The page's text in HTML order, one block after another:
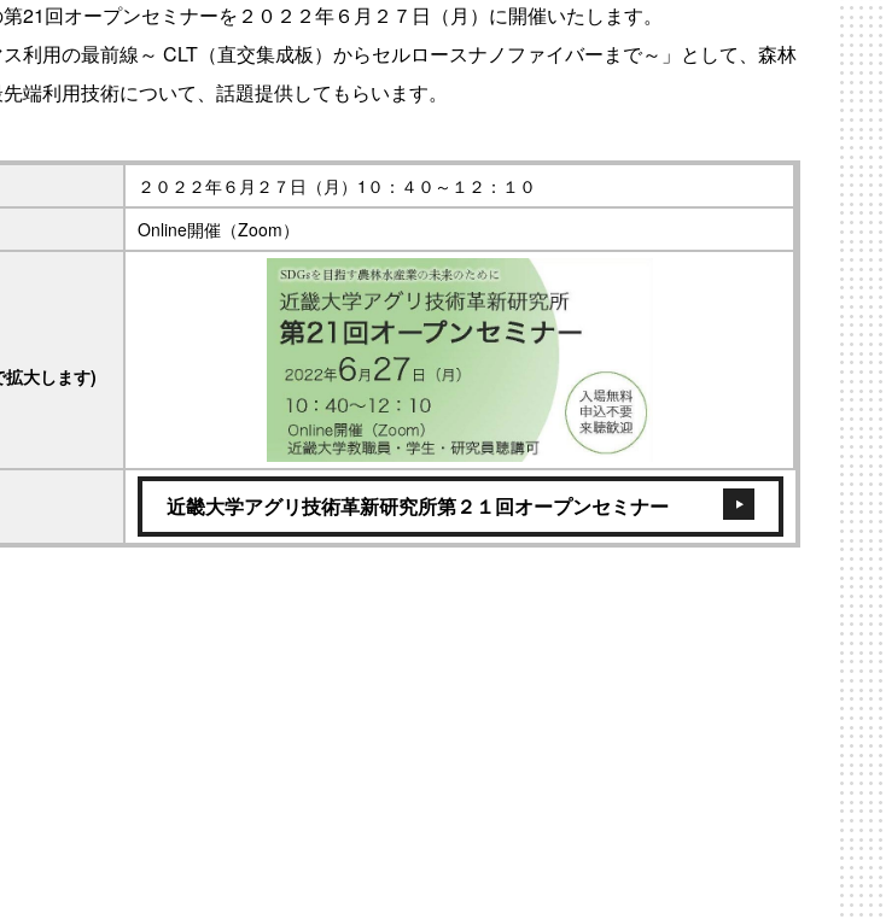
21回オープンセミナーを２０２２年６月２７日（月）に開催いたします。
利用の最前線～ CLT（直交集成板）からセルロースナノファイバーまで～」として、森林
端利用技術について、話題提供してもらいます。
２０２２年６月２７日（月）1０：４０～１２：１０
Online開催（Zoom）
大します)
近畿大学アグリ技術革新研究所第２１回オープンセミナー